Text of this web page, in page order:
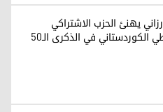
يهنئ الحزب الاشتراكي
الديمقراطي الكوردستاني في الذكرى الـ50